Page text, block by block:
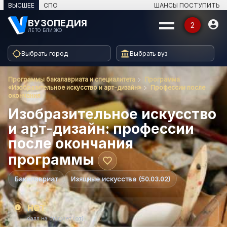
ВЫСШЕЕ СПО ШАНСЫ ПОСТУПИТЬ
ВУЗОПЕДИЯ
ЛЕТО БЛИЗКО 2 
КАТАЛОГ
Вузы ⌄
Специальности ⌄
Программы ⌄
Профессии ⌄
Кто учит ›
ДАТЫ ПОСТУПЛЕНИЯ
Выбрать город Выбрать вуз
Программы бакалавриата и специалитета
Программа
«Изобразительное искусство и арт-дизайн»
Профессии после
окончания
Изобразительное искусство
и арт-дизайн: профессии
после окончания
программы
Бакалавриат Изящные искусства (50.03.02)
info нет
балл на бюджет (от)